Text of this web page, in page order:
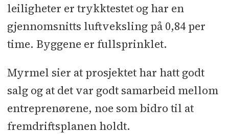
leiligheter er trykktestet og har en
gjennomsnitts luftveksling på 0,84 per
time. Byggene er fullsprinklet.
Myrmel sier at prosjektet har hatt godt
salg og at det var godt samarbeid mellom
entreprenørene, noe som bidro til at
fremdriftsplanen holdt.